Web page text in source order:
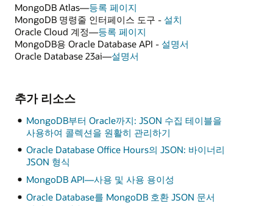
MongoDB Atlas—등록 페이지
MongoDB 명령줄 인터페이스 도구 - 설치
Oracle Cloud 계정—등록 페이지
MongoDB용 Oracle Database API - 설명서
Oracle Database 23ai—설명서
추가 리소스
MongoDB부터 Oracle까지: JSON 수집 테이블을
사용하여 콜렉션을 원활히 관리하기
Oracle Database Office Hours의 JSON: 바이너리
JSON 형식
MongoDB API—사용 및 사용 용이성
Oracle Database를 MongoDB 호환 JSON 문서